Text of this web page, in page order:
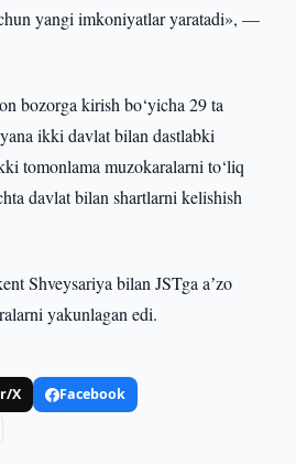
yangi imkoniyatlar yaratadi», —
bozorga kirish bo‘yicha 29 ta
ikki davlat bilan dastlabki
tomonlama muzokaralarni to‘liq
davlat bilan shartlarni kelishish
Shveysariya bilan JSTga aʼzo
yakunlagan edi.
X
Facebook